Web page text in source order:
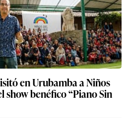
en Urubamba a Niños
show benéfico “Piano Sin